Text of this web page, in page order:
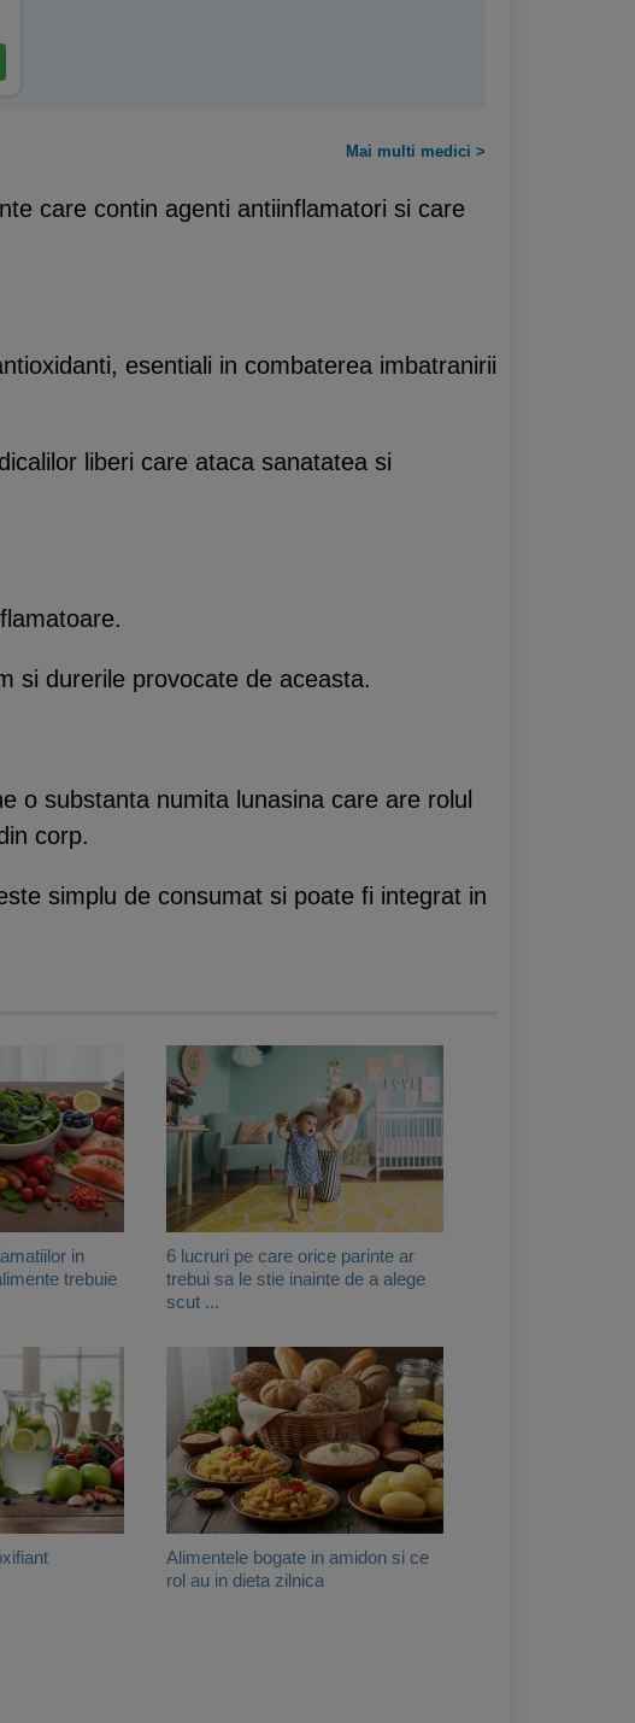
Mai multi medici >
care contin agenti antiinflamatori si care
esentiali in combaterea imbatranirii
liberi care ataca sanatatea si
si durerile provocate de aceasta.
o substanta numita lunasina care are rolul
corp.
simplu de consumat si poate fi integrat in
in
trebuie
6 lucruri pe care orice parinte ar
trebui sa le stie inainte de a alege
scut ...
Alimentele bogate in amidon si ce
rol au in dieta zilnica